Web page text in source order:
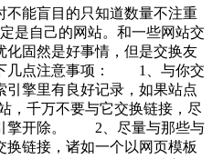
不能盲目的只知道数量不注重
是自己的网站。和一些网站交
化固然是好事情，但是交换友
几点注意事项： 1、与你交
引擎里有良好记录，如果站点
，千万不要与它交换链接，尽
擎开除。 2、尽量与那些与
换链接，诸如一个以网页模板